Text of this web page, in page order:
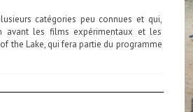
catégories peu connues et qui,
avant les films expérimentaux et les
the Lake, qui fera partie du programme